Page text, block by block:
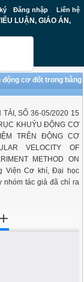
Đăng nhập Liên hệ
LUẬN, GIÁO ÁN,
cơ đốt trong bằng
TẢI, SỐ 36-05/2020 15
KHUỶU ĐỘNG CƠ
TRÊN ĐỘNG CƠ
VELOCITY OF
METHOD ON
Viện Cơ khí, Đại học
nhóm tác giả đã chỉ ra